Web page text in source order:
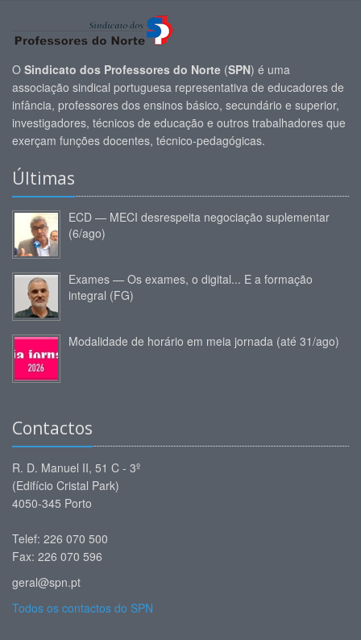
O Sindicato dos Professores do Norte (SPN) é uma
associação sindical portuguesa representativa de educadores de
infância, professores dos ensinos básico, secundário e superior,
investigadores, técnicos de educação e outros trabalhadores que
exerçam funções docentes, técnico-pedagógicas.
Últimas
ECD — MECI desrespeita negociação suplementar
(6/ago)
Exames — Os exames, o digital... E a formação
integral (FG)
Modalidade de horário em meia jornada (até 31/ago)
Contactos
R. D. Manuel II, 51 C - 3º
(Edifício Cristal Park)
4050-345 Porto
Telef: 226 070 500
Fax: 226 070 596
geral@spn.pt
Todos os contactos do SPN